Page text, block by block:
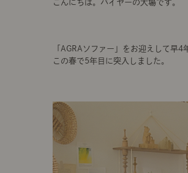
こんにちは。バイヤーの大場です。
「AGRAソファー」をお迎えして早4
この春で5年目に突入しました。